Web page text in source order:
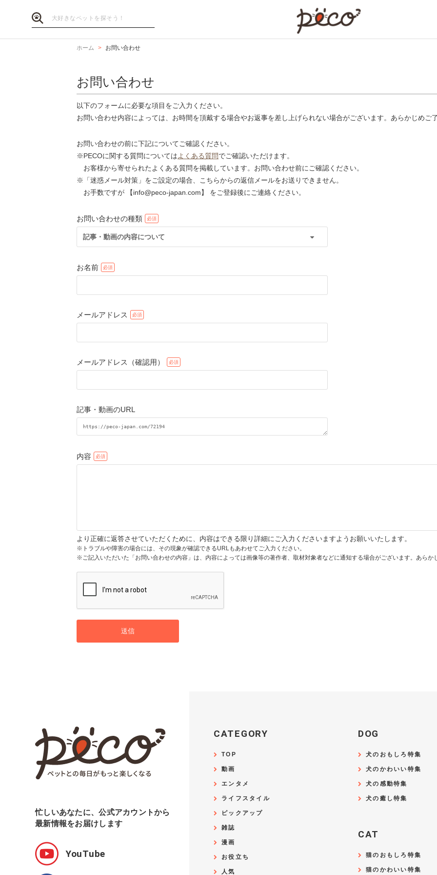
ホーム お問い合わせ
お問い合わせ
以下のフォームに必要な項目をご入力ください。
お問い合わせ内容によっては、お時間を頂戴する場合やお返事を差し上げられない場合がございます。あらかじめご
お問い合わせの前に下記についてご確認ください。
※PECOに関する質問についてはよくある質問でご確認いただけます。
お客様から寄せられたよくある質問を掲載しています。お問い合わせ前にご確認ください。
※「迷惑メール対策」をご設定の場合、こちらからの返信メールをお送りできません。
お手数ですが 【info@peco-japan.com】 をご登録後にご連絡ください。
お問い合わせの種類
記事・動画の内容について
お名前
メールアドレス
メールアドレス（確認用）
記事・動画のURL
内容
より正確に返答させていただくために、内容はできる限り詳細にご入力くださいますようお願いいたします。
※トラブルや障害の場合には、その現象が確認できるURLもあわせてご入力ください。
※ご記入いただいた「お問い合わせの内容」は、内容によっては画像等の著作者、取材対象者などに通知する場合がございます。あらか
送信
忙しいあなたに、公式アカウントから
最新情報をお届けします
YouTube
CATEGORY
TOP
動画
エンタメ
ライフスタイル
ピックアップ
雑誌
漫画
お役立ち
人気
DOG
犬のおもしろ特集
犬のかわいい特集
犬の感動特集
犬の癒し特集
CAT
猫のおもしろ特集
猫のかわいい特集